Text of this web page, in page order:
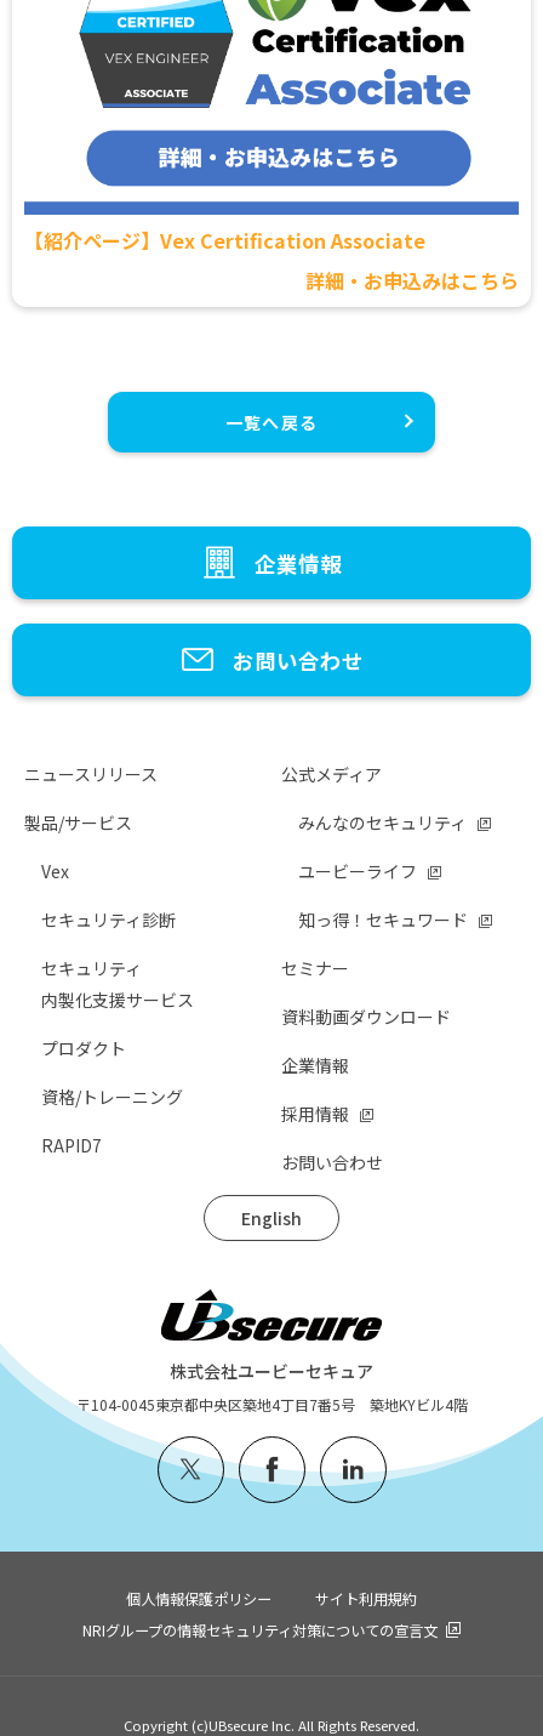
【紹介ページ】Vex Certification Associate
詳細・お申込みはこちら
一覧へ戻る
企業情報
お問い合わせ
ニュースリリース
製品/サービス
Vex
セキュリティ診断
セキュリティ
内製化支援サービス
プロダクト
資格/トレーニング
RAPID7
公式メディア
みんなのセキュリティ
ユービーライフ
知っ得！セキュワード
セミナー
資料動画ダウンロード
企業情報
採用情報
お問い合わせ
English
株式会社ユービーセキュア
〒104-0045東京都中央区築地4丁目7番5号 築地KYビル4階
個人情報保護ポリシー
サイト利用規約
NRIグループの情報セキュリティ対策についての宣言文
Copyright (c)UBsecure Inc. All Rights Reserved.